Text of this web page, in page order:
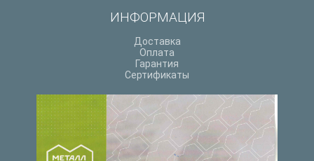
ИНФОРМАЦИЯ
Доставка
Оплата
Гарантия
Сертификаты